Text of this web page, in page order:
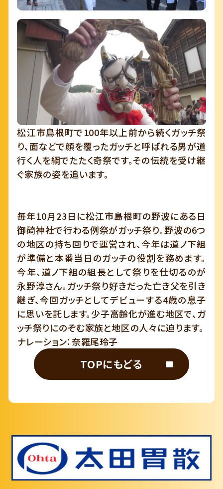
松江市島根町で100年以上前から続くガッチ祭
り、面などで顔を覆ったガッチと呼ばれる男が道
行く人を綱でたたく奇祭です。その伝統を受け継
ぐ家族の姿を追います。
毎年10月23日に松江市島根町の野波にある日
御碕神社で行わる例祭がガッチ祭り。野波の6つ
の地区の持ち回りで運営され、今年は道ノ下組
が準備と本番当日のガッチの役割を務めます。
今年、道ノ下組の組長として祭りを仕切るのが
永野淳さん。ガッチ祭り好きだった亡き父を引き
継ぎ、今回ガッチとしてデビューする4歳の息子
に思いを託します。少子高齢化が進む地区で、ガ
ッチ祭りにのぞむ家族と地区の人々に迫ります。
ナレーション：奈羅尾玲子
TOPにもどる